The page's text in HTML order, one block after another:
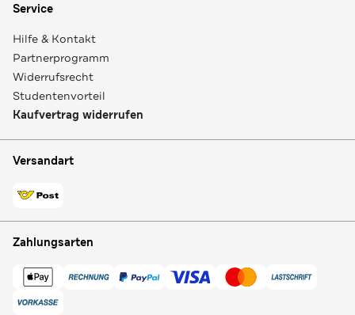
Service
Hilfe & Kontakt
Partnerprogramm
Widerrufsrecht
Studentenvorteil
Kaufvertrag widerrufen
Versandart
Zahlungsarten